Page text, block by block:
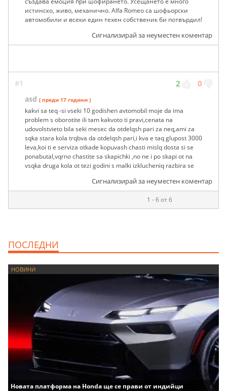
истинско, живо, механично. Alfa Romeo са шофьорски
автомобили и всеки един техен собственик би потвърдил!
Сигнализирай за неуместен коментар
#1 2 0
asd ( преди 17 години )
kakvi sa teq -si vseki 10 godishen avtomobil moje da ima
problem s oborotite ili tam kakvoto ti pravi,cenata na
udovolstvieto bila seki mesec da otdelqsh pari za neq,ami za
sqka stara kola trqbva da otdelqsh pari,i kva e taq glupost 3000
leva,koi ti e serviza otkade kopuvash chasti mislq dosta si se
ponabutal,vqrno chastite sa skapichki ,no ne i po skapi ot na
vsqka druga kola ot tezi godini s malki izklucheniq razbira se
Сигнализирай за неуместен коментар
1 - 6 от 6
ПОСЛЕДНИ
НОВИНИ
Новата платформа на Honda ще се прави от индийци